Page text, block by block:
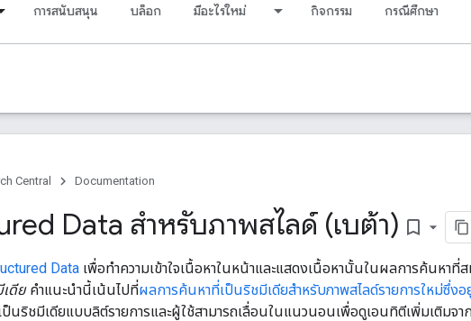
การสนับสนุน บล็อก มีอะไรใหม่ กิจกรรม กรณีศึกษา
Central Documentation
Data สำหรับภาพสไลด์ (เบต้า) bookmark_border
Data เพื่อทําความเข้าใจเนื้อหาในหน้าและแสดงเนื้อหานั้นในผลการค้นหา
ดียคำแนะนำนี้เน้นไปที่ผลการค้นหาที่เป็นริชมีเดียสำหรับภาพสไลด์รายการใหม่ซึ่งอ
นริชมีเดียแบบลิต์รายการและผู้ใช้สามารถเลื่อนในแนวนอนเพื่อดูเอนทิตีเพิ่มเติมจา